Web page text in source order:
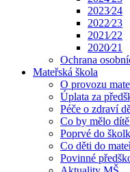
2023⁄24
2022⁄23
2021⁄22
2020⁄21
Ochrana
Mateřská škola
O provozu
Úplata za
Péče o zdraví
Co by mělo
Poprvé do
Co děti do
Povinné